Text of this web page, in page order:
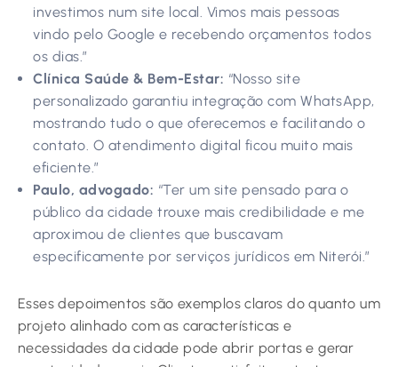
investimos num site local. Vimos mais pessoas
vindo pelo Google e recebendo orçamentos todos
os dias.”
Clínica Saúde & Bem-Estar: “Nosso site
personalizado garantiu integração com WhatsApp,
mostrando tudo o que oferecemos e facilitando o
contato. O atendimento digital ficou muito mais
eficiente.”
Paulo, advogado: “Ter um site pensado para o
público da cidade trouxe mais credibilidade e me
aproximou de clientes que buscavam
especificamente por serviços jurídicos em Niterói.”
Esses depoimentos são exemplos claros do quanto um
projeto alinhado com as características e
necessidades da cidade pode abrir portas e gerar